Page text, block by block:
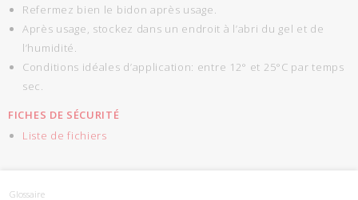
Refermez bien le bidon après usage.
Après usage, stockez dans un endroit à l’abri du gel et de
l’humidité.
Conditions idéales d’application: entre 12° et 25°C par temps
sec.
FICHES DE SÉCURITÉ
Liste de fichiers
Glossaire